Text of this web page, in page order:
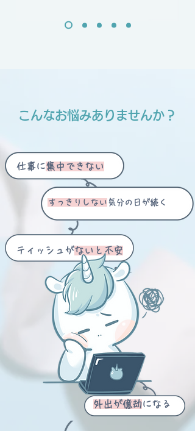
こんなお悩みありませんか？
仕事に集中できない
すっきりしない 気分の日が続く
ティッシュがないと不安
外出が億劫になる